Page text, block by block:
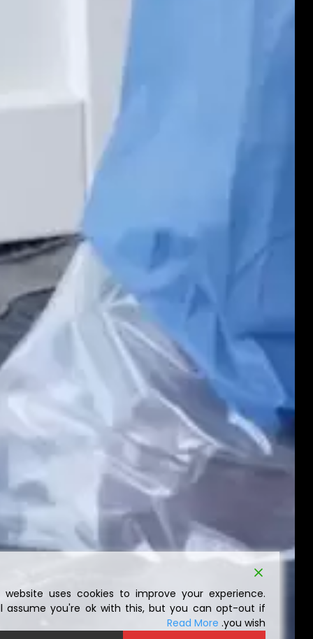
This website uses cookies to improve your experience.
We'll assume you're ok with this, but you can opt-out if
you wish.
Read More